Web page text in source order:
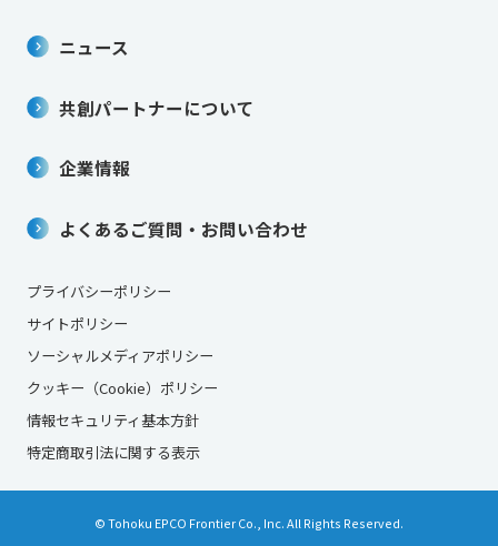
ニュース
共創パートナーについて
企業情報
よくあるご質問・お問い合わせ
プライバシーポリシー
サイトポリシー
ソーシャルメディアポリシー
クッキー（Cookie）ポリシー
情報セキュリティ基本方針
特定商取引法に関する表示
© Tohoku EPCO Frontier Co., Inc. All Rights Reserved.